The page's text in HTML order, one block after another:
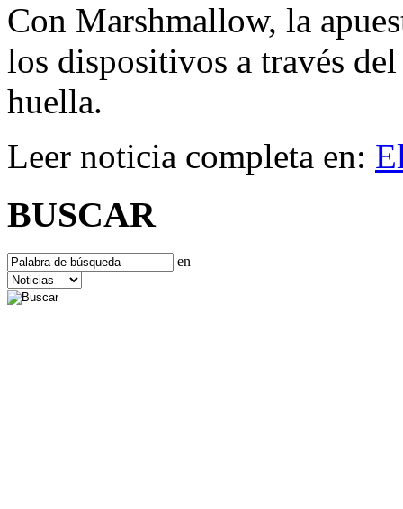
Con Marshmallow, la
los dispositivos a través
huella.
Leer noticia completa en:
BUSCAR
en